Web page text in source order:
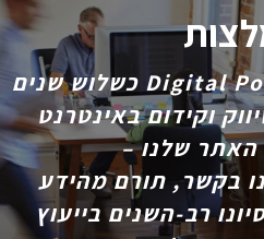
אנו עובדים עם – Digital Point כשלוש שנים
וקידום באינטרנט
שלנו –
בקשר, תורם מהידע
רב-השנים בייעוץ